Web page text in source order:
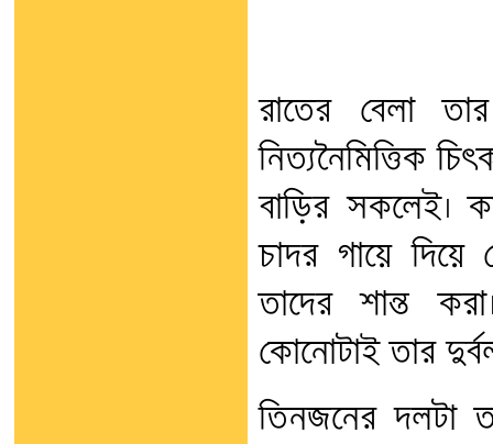
রাতের বেলা
নিত্যনৈমিত্তিক
বাড়ির সকলেই।
চাদর গায়ে দিয়ে
তাদের শান্ত
কোনোটাই তার
তিনজনের দলটা